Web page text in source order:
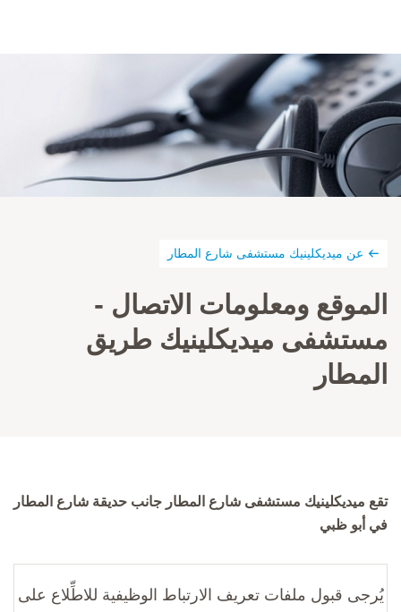
عن ميديكلينيك مستشفى شارع المطار
الموقع ومعلومات الاتصال -
مستشفى ميديكلينيك طريق
المطار
تقع ميديكلينيك مستشفى شارع المطار جانب حديقة شارع المطار
في أبو ظبي
يُرجى قبول ملفات تعريف الارتباط الوظيفية للاطِّلاع على